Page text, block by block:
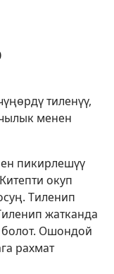
тиленүү,
менен
пикирлешүү
окуп
Тиленип
жатканда
Ошондой
рахмат